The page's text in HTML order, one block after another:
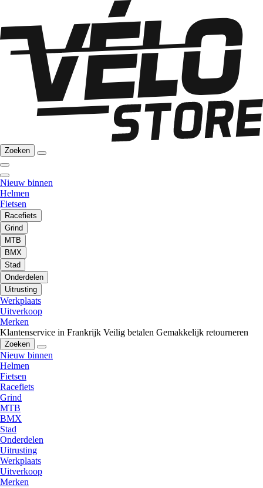
Zoeken
Nieuw binnen
Helmen
Fietsen
Racefiets
Grind
MTB
BMX
Stad
Onderdelen
Uitrusting
Werkplaats
Uitverkoop
Merken
Klantenservice in Frankrijk Veilig betalen Gemakkelijk retourneren
Zoeken
Nieuw binnen
Helmen
Fietsen
Racefiets
Grind
MTB
BMX
Stad
Onderdelen
Uitrusting
Werkplaats
Uitverkoop
Merken